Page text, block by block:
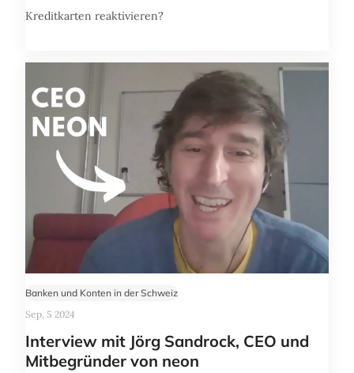
Kreditkarten reaktivieren?
Banken und Konten in der Schweiz
Sep, 5 2024
Interview mit Jörg Sandrock, CEO und
Mitbegründer von neon